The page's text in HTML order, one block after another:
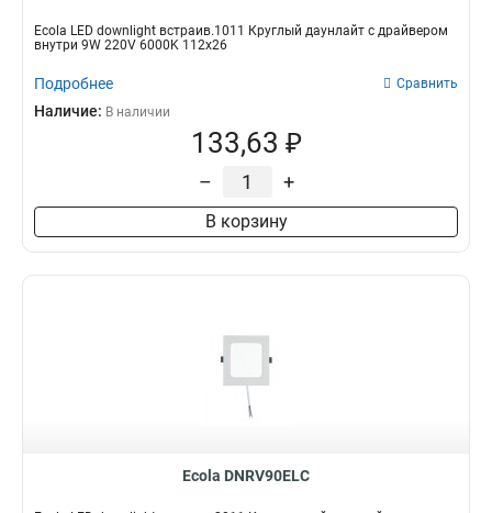
Ecola LED downlight встраив.1011 Круглый даунлайт с драйвером
внутри 9W 220V 6000K 112x26
Подробнее Сравнить
Наличие: В наличии
133,63 ₽
– +
В корзину
Ecola DNRV90ELC